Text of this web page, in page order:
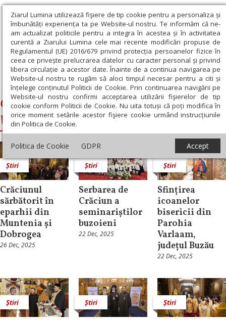
Ziarul Lumina utilizează fişiere de tip cookie pentru a personaliza și
îmbunătăți experiența ta pe Website-ul nostru. Te informăm că ne-
am actualizat politicile pentru a integra în acestea și în activitatea
curentă a Ziarului Lumina cele mai recente modificări propuse de
Regulamentul (UE) 2016/679 privind protecția persoanelor fizice în
ceea ce privește prelucrarea datelor cu caracter personal și privind
libera circulație a acestor date. Înainte de a continua navigarea pe
Website-ul nostru te rugăm să aloci timpul necesar pentru a citi și
înțelege conținutul Politicii de Cookie. Prin continuarea navigării pe
Website-ul nostru confirmi acceptarea utilizării fişierelor de tip
cookie conform Politicii de Cookie. Nu uita totuși că poți modifica în
orice moment setările acestor fişiere cookie urmând instrucțiunile
din Politica de Cookie.
Politica de Cookie GDPR Accept
Ziarul Lumina › Ciprian, Arhiepiscopul Buzăului şi Vrancei
Ciprian, Arhiepiscopul Buzăului şi
Vrancei
Știri
Crăciunul
sărbătorit în
eparhii din
Muntenia și
Dobrogea
26 Dec, 2025
Știri
Serbarea de
Crăciun a
seminariștilor
buzoieni
22 Dec, 2025
Știri
Sfințirea
icoanelor
bisericii din
Parohia
Varlaam,
județul Buzău
22 Dec, 2025
Știri Știri Știri